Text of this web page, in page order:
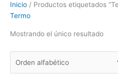
Inicio / Productos etiquetados
Termo
Mostrando el único resultado